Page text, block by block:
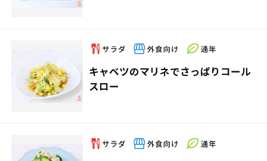
キャベツのマリネでさっぱりコール
スロー